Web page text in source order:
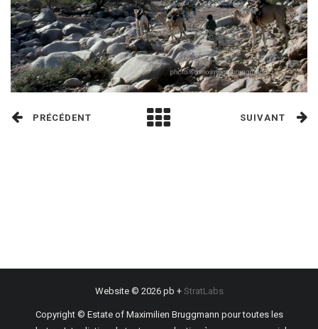
PRÉCÉDENT SUIVANT
Website © 2026 pb + StratLabs
Copyright © Estate of Maximilien Bruggmann pour toutes les